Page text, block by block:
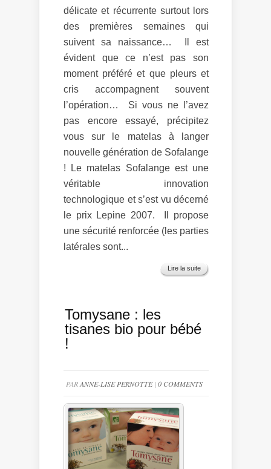
délicate et récurrente surtout lors
des premières semaines qui
suivent sa naissance… Il est
évident que ce n’est pas son
moment préféré et que pleurs et
cris accompagnent souvent
l’opération… Si vous ne l’avez
pas encore essayé, précipitez
vous sur le matelas à langer
nouvelle génération de Sofalange
! Le matelas Sofalange est une
véritable innovation
technologique et s’est vu décerné
le prix Lepine 2007. Il propose
une sécurité renforcée (les parties
latérales sont...
Lire la suite
Tomysane : les
tisanes bio pour bébé
!
PARANNE-LISE PERNOTTE| 0 COMMENTS